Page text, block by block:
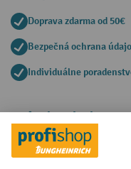
Doprava zdarma od 50€
Bezpečná ochrana
Individuálne
Spôsoby platby
Creditcard (Master)